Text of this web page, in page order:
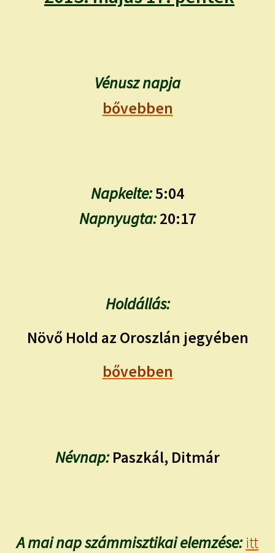
IRATKOZZ FEL A VIDEÓ CSATORNÁNKRA!
TAROT ELEMZÉS MEGRENDELÉSE LIMITÁLT!
Vénusz napja
bővebben
Napkelte:5:04
Napnyugta:20:17
Holdállás:
Növő Hold az Oroszlán jegyében
bővebben
Névnap:Paszkál, Ditmár
A mai nap számmisztikai elemzése: itt